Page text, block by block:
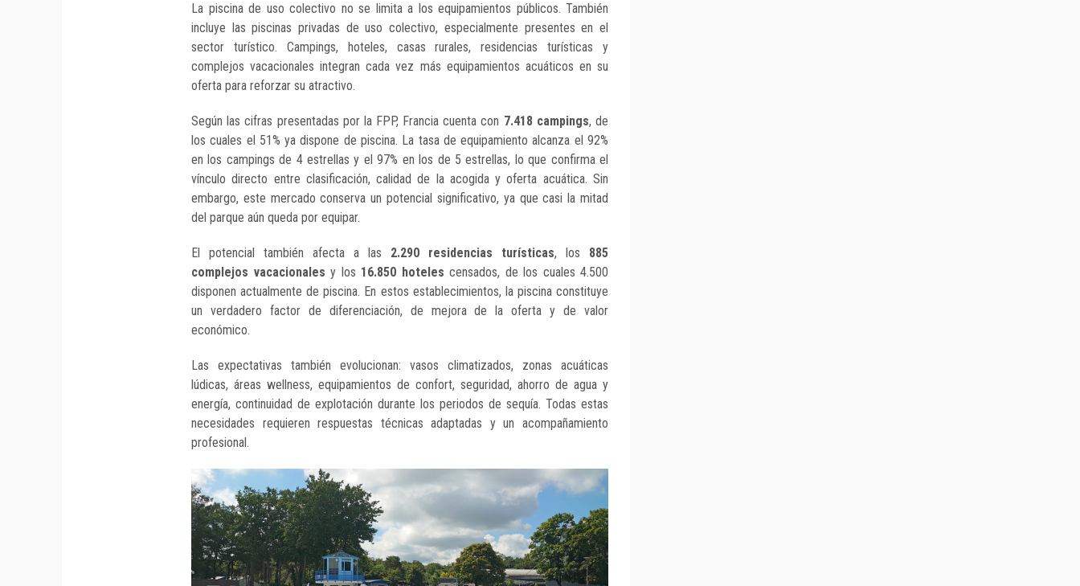
La piscina de uso colectivo no se limita a los equipamientos públicos. También
incluye las piscinas privadas de uso colectivo, especialmente presentes en el
sector turístico. Campings, hoteles, casas rurales, residencias turísticas y
complejos vacacionales integran cada vez más equipamientos acuáticos en su
oferta para reforzar su atractivo.
Según las cifras presentadas por la FPP, Francia cuenta con 7.418 campings, de
los cuales el 51% ya dispone de piscina. La tasa de equipamiento alcanza el 92%
en los campings de 4 estrellas y el 97% en los de 5 estrellas, lo que confirma el
vínculo directo entre clasificación, calidad de la acogida y oferta acuática. Sin
embargo, este mercado conserva un potencial significativo, ya que casi la mitad
del parque aún queda por equipar.
El potencial también afecta a las 2.290 residencias turísticas, los 885
complejos vacacionales y los 16.850 hoteles censados, de los cuales 4.500
disponen actualmente de piscina. En estos establecimientos, la piscina constituye
un verdadero factor de diferenciación, de mejora de la oferta y de valor
económico.
Las expectativas también evolucionan: vasos climatizados, zonas acuáticas
lúdicas, áreas wellness, equipamientos de confort, seguridad, ahorro de agua y
energía, continuidad de explotación durante los periodos de sequía. Todas estas
necesidades requieren respuestas técnicas adaptadas y un acompañamiento
profesional.